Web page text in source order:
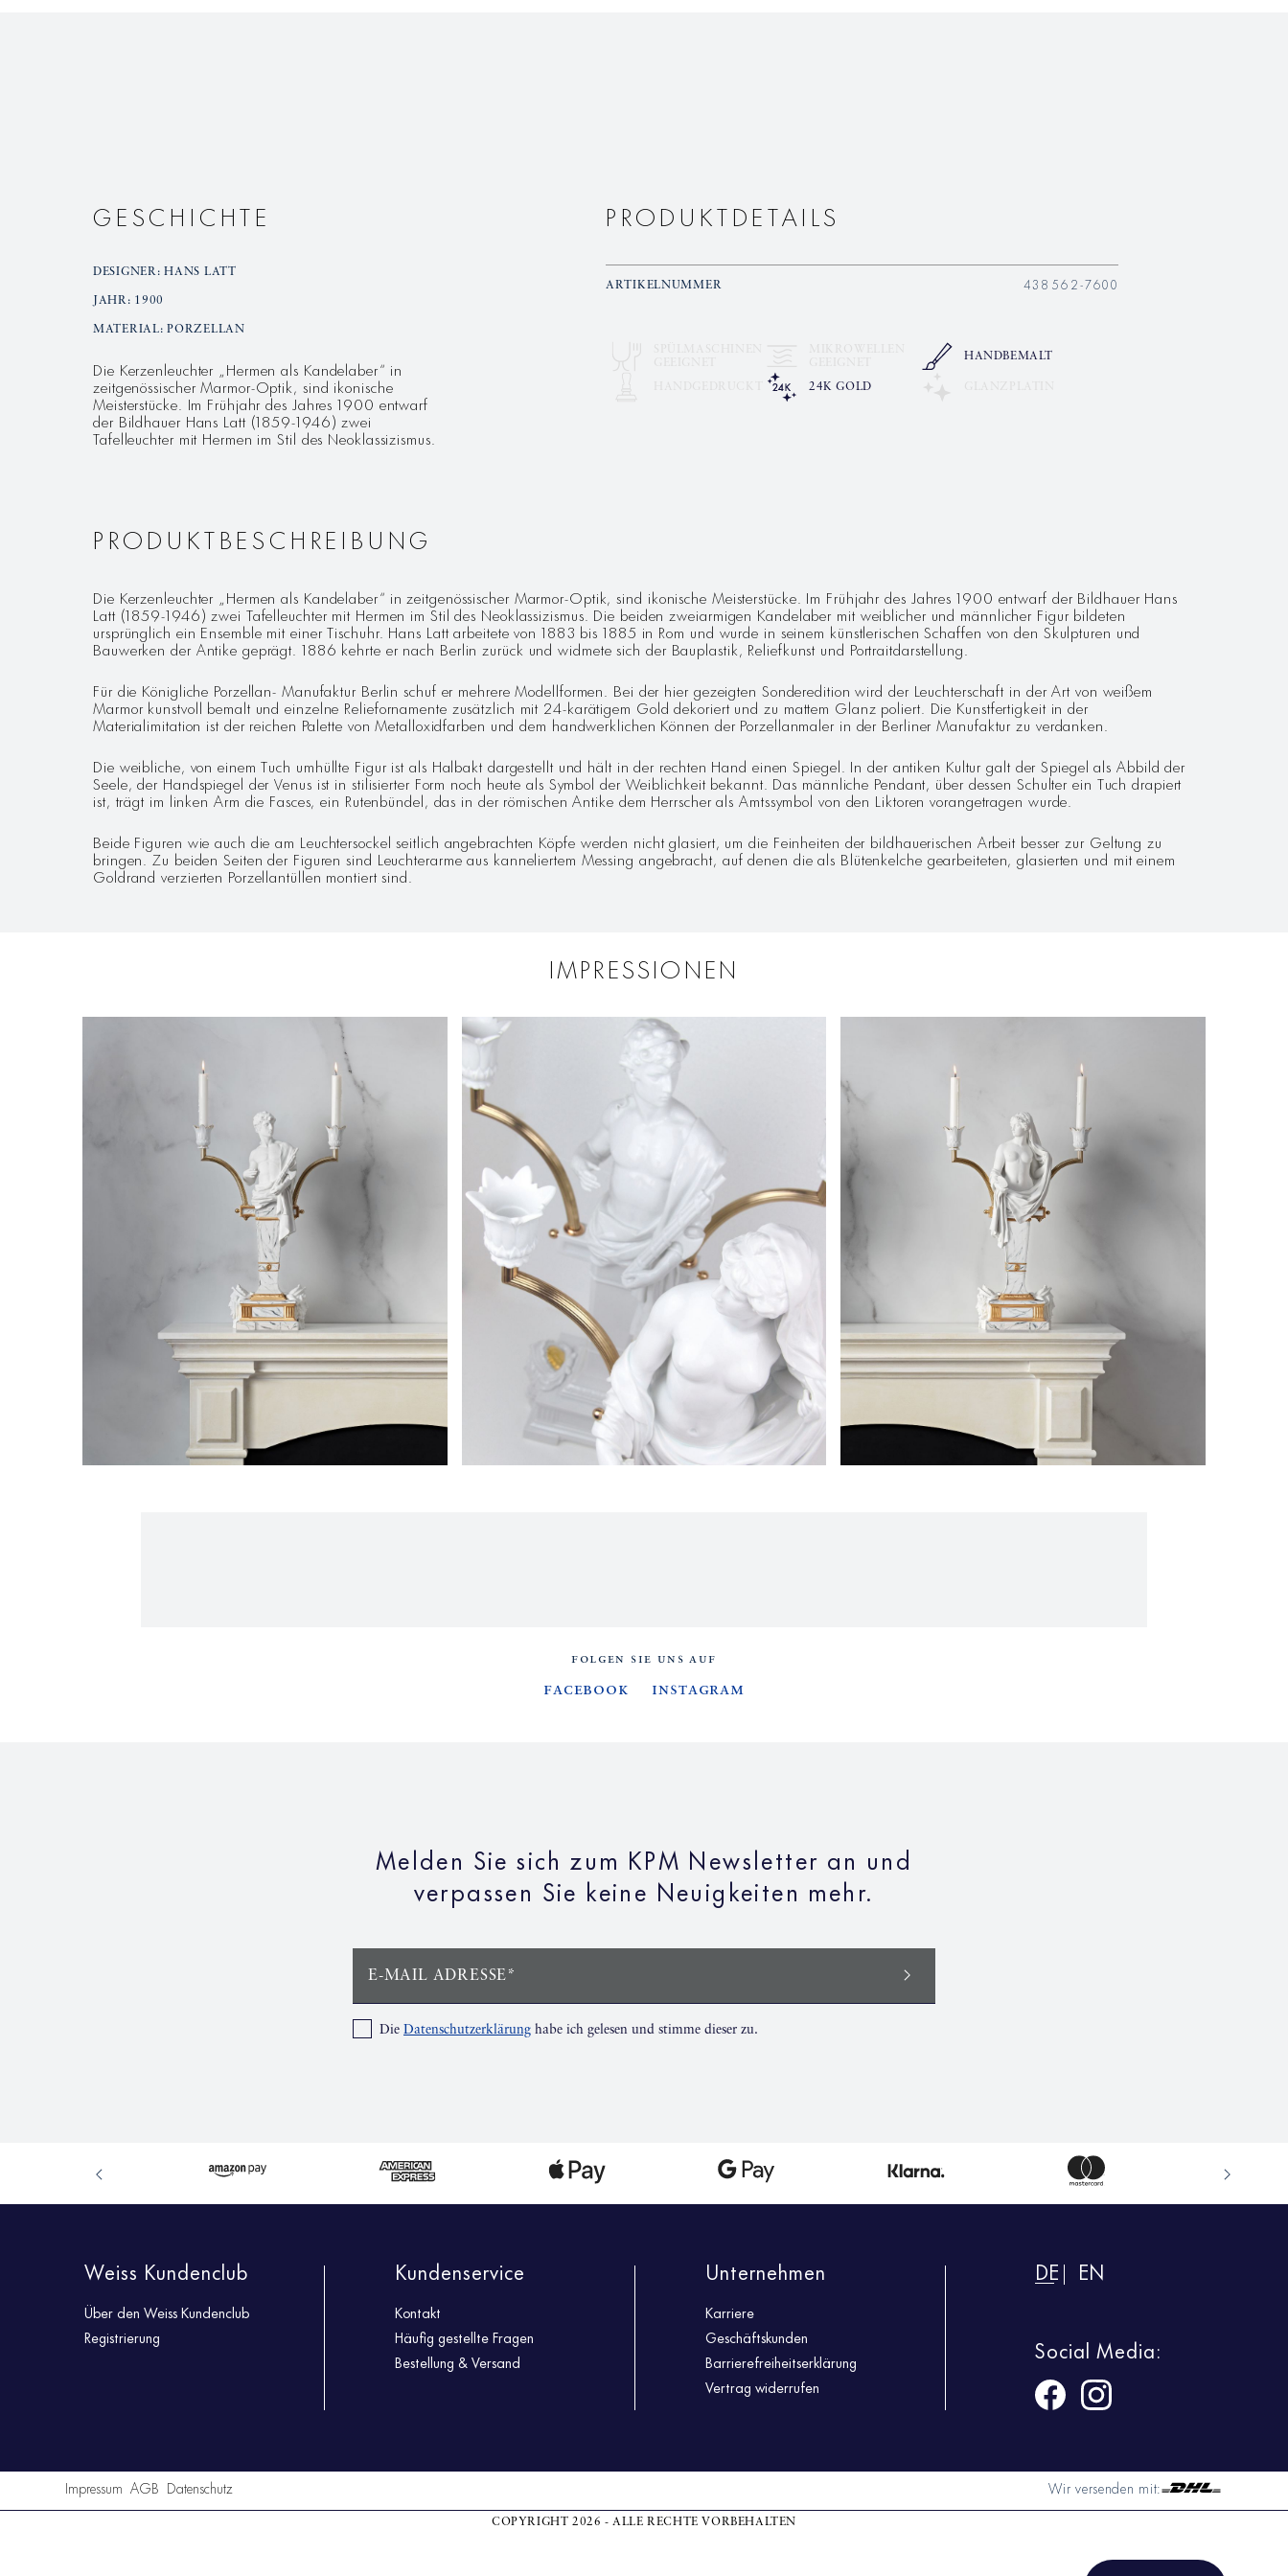
GESCHICHTE
DESIGNER: HANS LATT
JAHR: 1900
MATERIAL: PORZELLAN
Die Kerzenleuchter „Hermen als Kandelaber“ in
zeitgenössischer Marmor-Optik, sind ikonische
Meisterstücke. Im Frühjahr des Jahres 1900 entwarf
der Bildhauer Hans Latt (1859-1946) zwei
Tafelleuchter mit Hermen im Stil des Neoklassizismus.
PRODUKTDETAILS
ARTIKELNUMMER 438562-7600
HANDBEMALT
24K GOLD
PRODUKTBESCHREIBUNG
Die Kerzenleuchter „Hermen als Kandelaber“ in zeitgenössischer Marmor-Optik, sind ikonische Meisterstücke. Im Frühjahr des Jahres 1900 entwarf der Bildhauer Hans
Latt (1859-1946) zwei Tafelleuchter mit Hermen im Stil des Neoklassizismus. Die beiden zweiarmigen Kandelaber mit weiblicher und männlicher Figur bildeten
ursprünglich ein Ensemble mit einer Tischuhr. Hans Latt arbeitete von 1883 bis 1885 in Rom und wurde in seinem künstlerischen Schaffen von den Skulpturen und
Bauwerken der Antike geprägt. 1886 kehrte er nach Berlin zurück und widmete sich der Bauplastik, Reliefkunst und Portraitdarstellung.
Für die Königliche Porzellan- Manufaktur Berlin schuf er mehrere Modellformen. Bei der hier gezeigten Sonderedition wird der Leuchterschaft in der Art von weißem
Marmor kunstvoll bemalt und einzelne Reliefornamente zusätzlich mit 24-karätigem Gold dekoriert und zu mattem Glanz poliert. Die Kunstfertigkeit in der
Materialimitation ist der reichen Palette von Metalloxidfarben und dem handwerklichen Können der Porzellanmaler in der Berliner Manufaktur zu verdanken.
Die weibliche, von einem Tuch umhüllte Figur ist als Halbakt dargestellt und hält in der rechten Hand einen Spiegel. In der antiken Kultur galt der Spiegel als Abbild der
Seele, der Handspiegel der Venus ist in stilisierter Form noch heute als Symbol der Weiblichkeit bekannt. Das männliche Pendant, über dessen Schulter ein Tuch drapiert
ist, trägt im linken Arm die Fasces, ein Rutenbündel, das in der römischen Antike dem Herrscher als Amtssymbol von den Liktoren vorangetragen wurde.
Beide Figuren wie auch die am Leuchtersockel seitlich angebrachten Köpfe werden nicht glasiert, um die Feinheiten der bildhauerischen Arbeit besser zur Geltung zu
bringen. Zu beiden Seiten der Figuren sind Leuchterarme aus kanneliertem Messing angebracht, auf denen die als Blütenkelche gearbeiteten, glasierten und mit einem
Goldrand verzierten Porzellantüllen montiert sind.
IMPRESSIONEN
FOLGEN SIE UNS AUF
Facebook Instagram
Melden Sie sich zum KPM Newsletter an und
verpassen Sie keine Neuigkeiten mehr.
E-MAIL ADRESSE*
Die Datenschutzerklärung habe ich gelesen und stimme dieser zu.
Weiss Kundenclub
Über den Weiss Kundenclub
Registrierung
Kundenservice
Kontakt
Häufig gestellte Fragen
Bestellung & Versand
Unternehmen
Karriere
Geschäftskunden
Barrierefreiheitserklärung
Vertrag widerrufen
DE EN
Social Media:
Wir versenden mit:
Impressum AGB Datenschutz
COPYRIGHT 2026 - ALLE RECHTE VORBEHALTEN